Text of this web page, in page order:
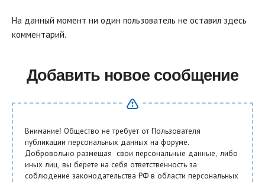
На данный момент ни один пользователь не оставил здесь
комментарий.
Добавить новое сообщение
Внимание! Общество не требует от Пользователя
публикации персональных данных на форуме.
Добровольно размещая свои персональные данные, либо
иных лиц, вы берете на себя ответственность за
соблюдение законодательства РФ в области персональных